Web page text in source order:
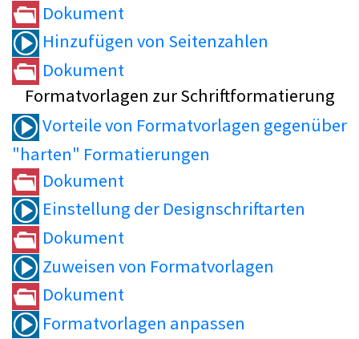
Dokument
Hinzufügen von Seitenzahlen
Dokument
Formatvorlagen zur Schriftformatierung
Vorteile von Formatvorlagen gegenüber
"harten" Formatierungen
Dokument
Einstellung der Designschriftarten
Dokument
Zuweisen von Formatvorlagen
Dokument
Formatvorlagen anpassen